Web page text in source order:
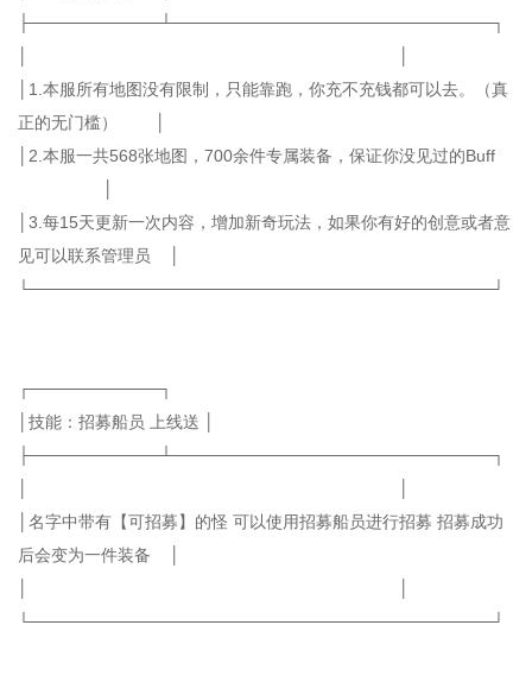
├───────────┴───────────────────────────┐
│1.本服所有地图没有限制，只能靠跑，你充不充钱都可以去。（真
正的无门槛） │
│2.本服一共568张地图，700余件专属装备，保证你没见过的Buff
│3.每15天更新一次内容，增加新奇玩法，如果你有好的创意或者意
见可以联系管理员 │
└───────────────────────────────────────┘
┌───────────┐
│技能：招募船员 上线送 │
├───────────┴───────────────────────────┐
│名字中带有【可招募】的怪 可以使用招募船员进行招募 招募成功
后会变为一件装备 │
└───────────────────────────────────────┘